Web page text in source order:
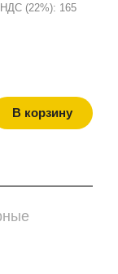
(22%): 165
В корзину